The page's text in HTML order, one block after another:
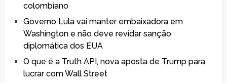
colombiano
Governo Lula vai manter embaixadora em
Washington e não deve revidar sanção
diplomática dos EUA
O que é a Truth API, nova aposta de Trump para
lucrar com Wall Street